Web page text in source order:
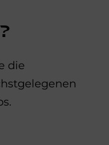
die